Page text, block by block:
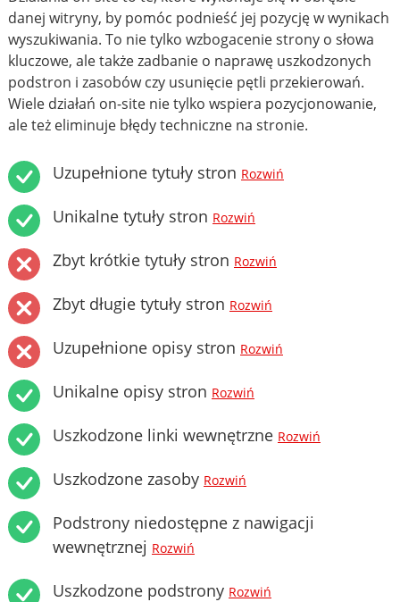
danej witryny, by pomóc podnieść jej pozycję w wynikach
wyszukiwania. To nie tylko wzbogacenie strony o słowa
kluczowe, ale także zadbanie o naprawę uszkodzonych
podstron i zasobów czy usunięcie pętli przekierowań.
Wiele działań on-site nie tylko wspiera pozycjonowanie,
ale też eliminuje błędy techniczne na stronie.
Uzupełnione tytuły stron Rozwiń
Unikalne tytuły stron Rozwiń
Zbyt krótkie tytuły stron Rozwiń
Zbyt długie tytuły stron Rozwiń
Uzupełnione opisy stron Rozwiń
Unikalne opisy stron Rozwiń
Uszkodzone linki wewnętrzne Rozwiń
Uszkodzone zasoby Rozwiń
Podstrony niedostępne z nawigacji
wewnętrznej Rozwiń
Uszkodzone podstrony Rozwiń